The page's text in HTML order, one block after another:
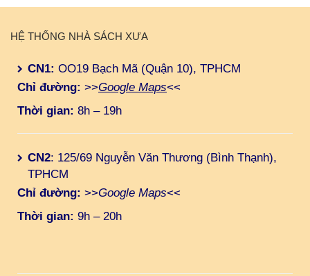
HỆ THỐNG NHÀ SÁCH XƯA
CN1: OO19 Bạch Mã (Quận 10), TPHCM
Chỉ đường: >>Google Maps<<
Thời gian: 8h – 19h
CN2: 125/69 Nguyễn Văn Thương (Bình Thạnh),
TPHCM
Chỉ đường: >>Google Maps<<
Thời gian: 9h – 20h